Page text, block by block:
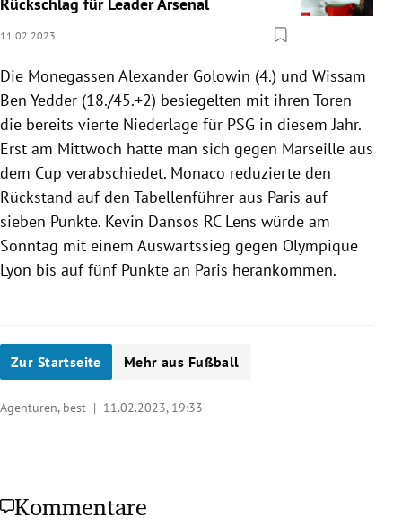
11.02.2023
Die Monegassen Alexander Golowin (4.) und Wissam
Ben Yedder (18./45.+2) besiegelten mit ihren Toren
die bereits vierte Niederlage für PSG in diesem Jahr.
Erst am Mittwoch hatte man sich gegen Marseille aus
dem Cup verabschiedet. Monaco reduzierte den
Rückstand auf den Tabellenführer aus Paris auf
sieben Punkte. Kevin Dansos RC Lens würde am
Sonntag mit einem Auswärtssieg gegen Olympique
Lyon bis auf fünf Punkte an Paris herankommen.
Zur Startseite Mehr aus Fußball
Agenturen, best | 11.02.2023, 19:33
Kommentare